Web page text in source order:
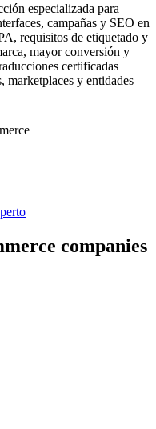
especializada para
campañas y SEO en
requisitos de etiquetado y
mayor conversión y
certificadas
marketplaces y entidades
companies